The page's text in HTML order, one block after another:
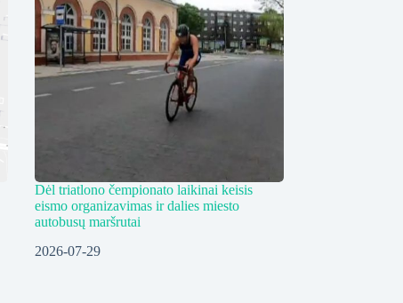
Dėl triatlono čempionato laikinai keisis
eismo organizavimas ir dalies miesto
autobusų maršrutai
2026-07-29